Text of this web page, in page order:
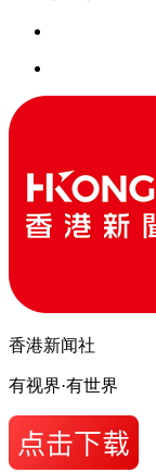
香港新闻社
有视界·有世界